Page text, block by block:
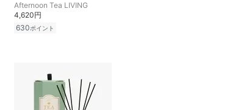
Afternoon Tea LIVING
4,620円
630ポイント